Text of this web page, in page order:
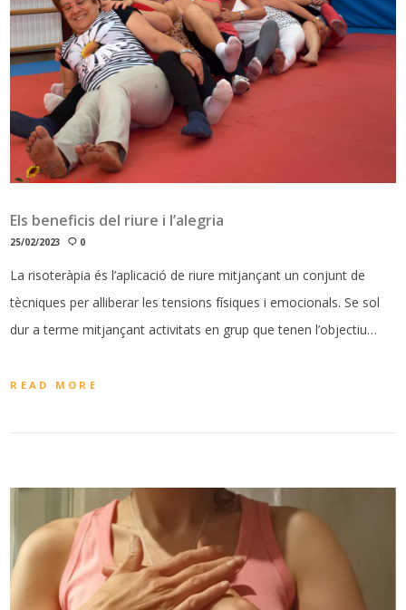
Els beneficis del riure i l’alegria
25/02/2023 0
La risoteràpia és l’aplicació de riure mitjançant un conjunt de
tècniques per alliberar les tensions físiques i emocionals. Se sol
dur a terme mitjançant activitats en grup que tenen l’objectiu…
READ MORE